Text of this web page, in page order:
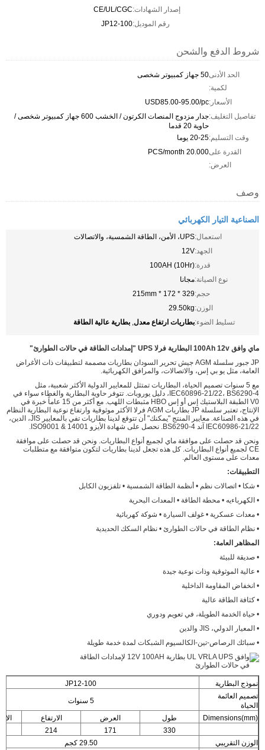
إصدار الشهادات:CE/UL/CGC
رقم الموديل:JP12-100
شروط الدفع والشحن
الحد الأدنى
لكمية:
50 جهاز كمبيوتر شخصى
الأسعار:USD85.00-95.00/pc
تفاصيل التغليف:
جدار مزدوج المنصات الكرتون / الخشب 600 جهاز كمبيوتر شخصى /
حاوية 20 قدما
وقت التسليم:20-25 يوما
القدرة على
العرض:
20.000 PCS/month
وصف
الصناعية التيار الكهربائي
استعمال:UPS، الأمن، الطاقة الشمسية، والاتصالات
الجهد:12V
قدرة:100AH ​​(10Hr)
نوع الصيانة:مجانا
حجم:329 * 172 * 215mm
الوزن:29.50kg
تسليط الضوء:بطاريات ارتفاع معدل, بطارية عالية الطاقة
ماي وافق 100Ah 12v البطارية فرلا UPS "إمدادات الطاقة في حالات الطوارئ"
JP جبور سلسلة AGM جيش تحرير السودان بطاريات مصممة لتطبيقات ذات الأغراض
العامة، مثل يو بي إس، والاتصالات، والمرافق الكهربائية.
مع 5 سنوات تصميم الحياة، البطاريات تمتثل للمعايير الدولية الأكثر شعبية، مثل
IEC60896-21/22، BS6290-4، دليل يوروبات. تتوفر حاوية البطارية والغطاء سواء في
V0 الطبقة البلاستيك إس أو إس HBO مثبطات اللهب. مع أكثر من 15 عاماً خبرة في
الإنتاج، تعتبر سلسلة JP بطاريات AGM فرلا الأكثر موثوقية وارتفاع نوعية البطارية النظام
في هذه الصناعة. معايير المنتج "يمكنك" أن تتوقع لدينا بطاريات تفي بالمعايير JIS، الدين،
IEC60986-21/22 آند BS6290-4. نحصل على شهادة الأيزو 14001 & ISO9001.
ونحن قد حصلت على موافقة ماي لجميع أنواع البطاريات. ونحن قد حصلت على موافقة
CE لجميع أنواع البطاريات. كل هذه تجعل لدينا بطاريات لتكون متوافقة مع متطلبات
معدات على مستوى العالم.
التطبيقات:
• شكا • اتصالات نظم • أنظمة الطاقة الشمسية • تلفزيون الكابل
• الكهرباءيه • محطة الطاقة • المعدات البحرية
• معدات عسكرية • غولف السيارة • شوكة كهربائية
• نظام الطاقة في حالات الطوارئ • نظام السكك الحديدية
المظاهر العامة:
• صديقة للبيئة
• عالية الموثوقية وذات نوعية جيدة
• انخفاض المقاومة الداخلية
• كثافة الطاقة عالية
• حياة الخدمة الطويلة، في تعويم ودوري
• المعيار الدولي، JIS والدين
• سبائك الرصاص-تين-الكالسيوم الشبكات لمدة خدمة طويلة
نموذج البطارية
JP12-100
تصميم العائمة
الحياة
5 سنوات
Dimensions(mm) طول العرض الارتفاع
330
171
214
الوزن التقريبي
29.50 كجم